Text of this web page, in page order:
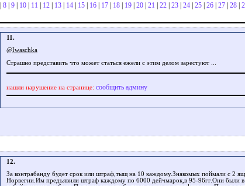
| 8 | 9 | 10 | 11 | 12 | 13 | 14 | 15 | 16 | 17 | 18 | 19 | 20 | 21 | 22 | 23 | 24 | 25 | 26 | 27 | 28 |
11.
@Iwaschka
Страшно представить что может статься ежели с этим делом зарестуют ...
нашли нарушение на странице: сообщить админу
12.
За контрабанду будет срок или штраф,тыщ на 10 каждому.Знакомых поймали с 2
Норвегии.Им предъявили штраф каждому по 6000 дейчмарок,в 95-96гг.Они были в